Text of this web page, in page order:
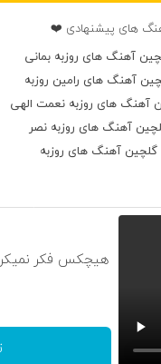
های پیشنهادی ❤️
آهنگ های روزبه بمانی
آهنگ های رامین روزبه
آهنگ های روزبه نعمت الهی
آهنگ های روزبه نصر
گلچین آهنگ های روزبه
هیچکس فکر